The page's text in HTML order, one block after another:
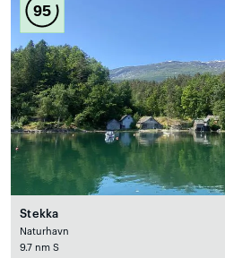
95
Stekka
Naturhavn
9.7 nm S